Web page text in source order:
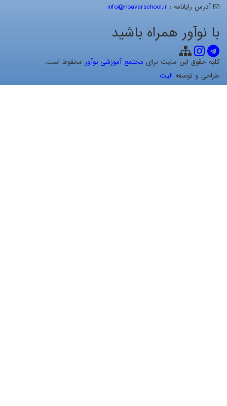
آدرس رايانامه : info@noavarschool.ir
با نوآور همراه باشید
کلیه حقوق این سایت برای مجتمع آموزشی نوآور محفوظ است.
طراحی و توسعه الیت